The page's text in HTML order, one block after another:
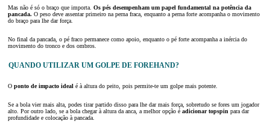
Mas não é só o braço que importa. Os pés desempenham um papel fundamental na potência da
pancada. O peso deve assentar primeiro na perna fraca, enquanto a perna forte acompanha o movimento
do braço para lhe dar força.
No final da pancada, o pé fraco permanece como apoio, enquanto o pé forte acompanha a inércia do
movimento do tronco e dos ombros.
QUANDO UTILIZAR UM GOLPE DE FOREHAND?
O ponto de impacto ideal é à altura do peito, pois permite-te um golpe mais potente.
Se a bola vier mais alta, podes tirar partido disso para lhe dar mais força, sobretudo se fores um jogador
alto. Por outro lado, se a bola chegar à altura da anca, a melhor opção é adicionar topspin para dar
profundidade e colocação à pancada.